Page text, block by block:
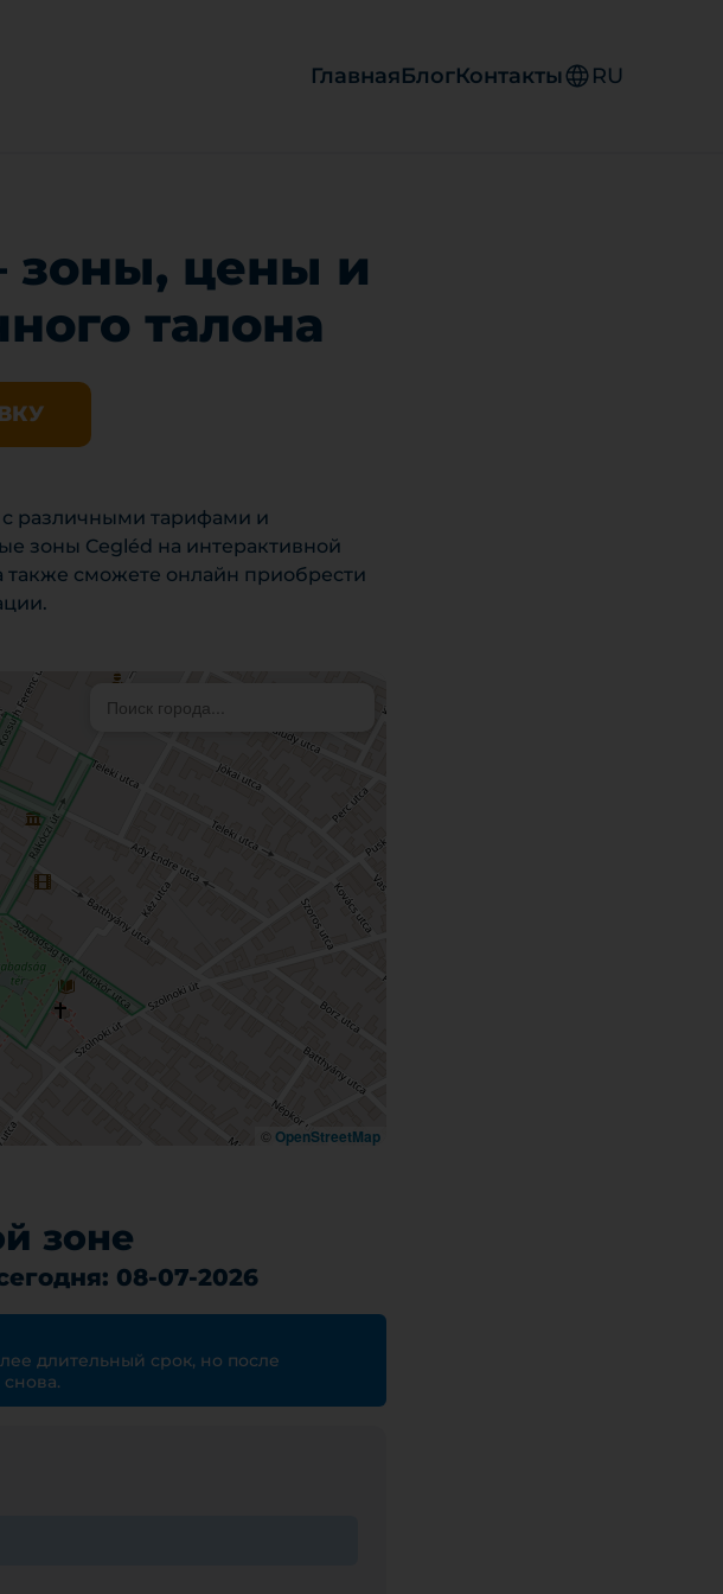
ГлавнаяБлогКонтакты RU
зоны, цены и
талона
с различными тарифами и
зоны Cegléd на интерактивной
сможете онлайн приобрести
© OpenStreetMap
зоне
08-07-2026
длительный срок, но после